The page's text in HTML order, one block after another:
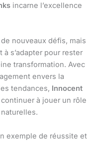
incarne l’excellence
nouveaux défis, mais
s’adapter pour rester
transformation. Avec
envers la
tendances, Innocent
à jouer un rôle
exemple de réussite et